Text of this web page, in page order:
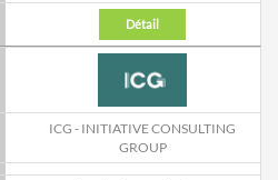
Détail
ICG - INITIATIVE CONSULTING
GROUP